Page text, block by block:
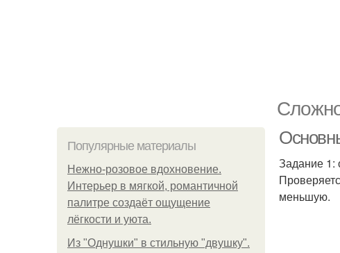
Популярные материалы
Нежно-розовое вдохновение.
Интерьер в мягкой, романтичной
палитре создаёт ощущение
лёгкости и уюта.
Из "Однушки" в стильную "двушку".
Задание 1:
меньшую.